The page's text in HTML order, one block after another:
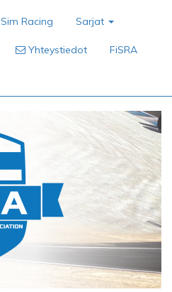
Sim Racing Sarjat
Yhteystiedot FiSRA